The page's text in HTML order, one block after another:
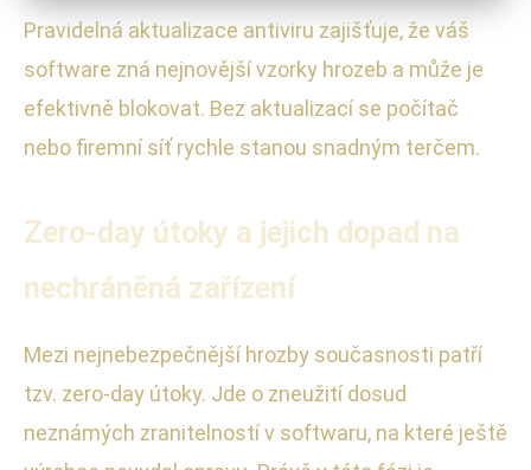
Pravidelná aktualizace antiviru zajišťuje, že váš
software zná nejnovější vzorky hrozeb a může je
efektivně blokovat. Bez aktualizací se počítač
nebo firemní síť rychle stanou snadným terčem.
Zero-day útoky a jejich dopad na
nechráněná zařízení
Mezi nejnebezpečnější hrozby současnosti patří
tzv. zero-day útoky. Jde o zneužití dosud
neznámých zranitelností v softwaru, na které ještě